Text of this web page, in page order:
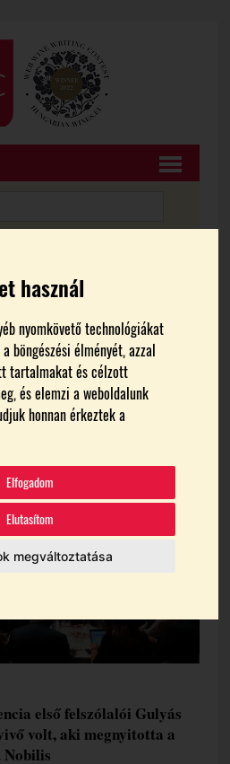
használ
nyomkövető technológiákat
böngészési élményét, azzal
tartalmakat és célzott
és elemzi a weboldalunk
honnan érkeztek a
Elfogadom
Elutasítom
megváltoztatása
2023,
első felszólalói Gulyás
volt, aki megnyitotta a
Nobilis